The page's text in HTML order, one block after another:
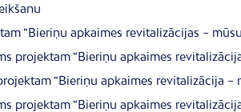
“Bieriņu apkaimes revitalizācijas –
projektam “Bieriņu apkaimes
“Bieriņu apkaimes revitalizācija –
projektam “Bieriņu apkaimes